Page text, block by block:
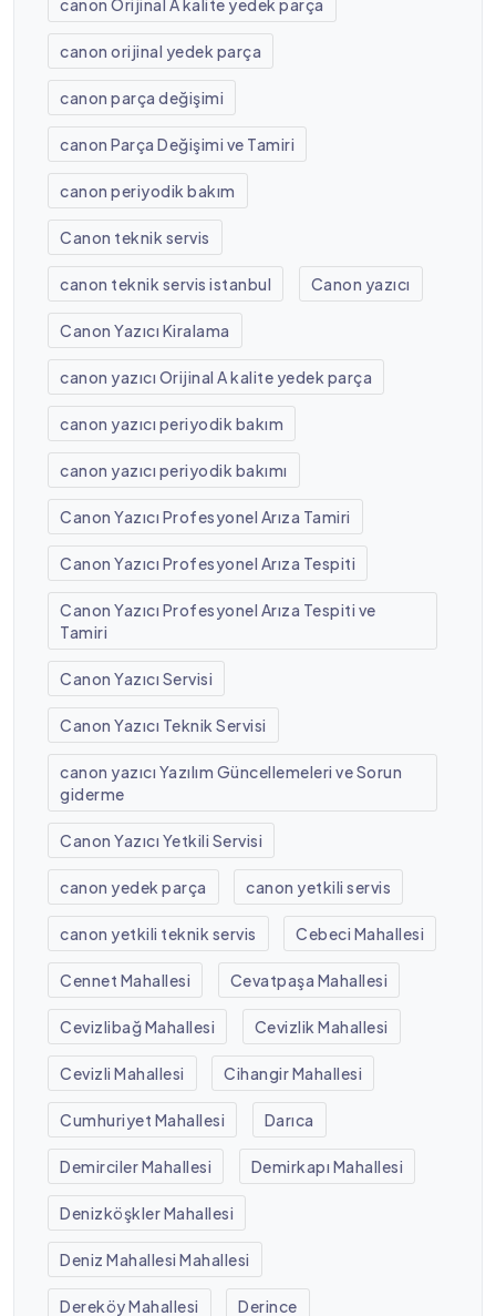
canon Orijinal A kalite yedek parça
canon orijinal yedek parça
canon parça değişimi
canon Parça Değişimi ve Tamiri
canon periyodik bakım
Canon teknik servis
canon teknik servis istanbul Canon yazıcı
Canon Yazıcı Kiralama
canon yazıcı Orijinal A kalite yedek parça
canon yazıcı periyodik bakım
canon yazıcı periyodik bakımı
Canon Yazıcı Profesyonel Arıza Tamiri
Canon Yazıcı Profesyonel Arıza Tespiti
Canon Yazıcı Profesyonel Arıza Tespiti ve
Tamiri
Canon Yazıcı Servisi
Canon Yazıcı Teknik Servisi
canon yazıcı Yazılım Güncellemeleri ve Sorun
giderme
Canon Yazıcı Yetkili Servisi
canon yedek parça canon yetkili servis
canon yetkili teknik servis Cebeci Mahallesi
Cennet Mahallesi Cevatpaşa Mahallesi
Cevizlibağ Mahallesi Cevizlik Mahallesi
Cevizli Mahallesi Cihangir Mahallesi
Cumhuriyet Mahallesi Darıca
Demirciler Mahallesi Demirkapı Mahallesi
Denizköşkler Mahallesi
Deniz Mahallesi Mahallesi
Dereköy Mahallesi Derince